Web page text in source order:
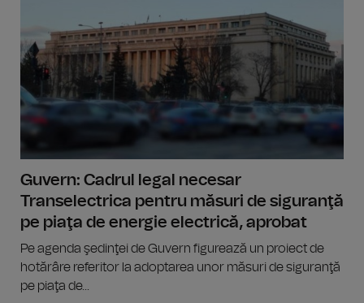
Guvern: Cadrul legal necesar
Transelectrica pentru măsuri de siguranţă
pe piaţa de energie electrică, aprobat
Pe agenda şedinţei de Guvern figurează un proiect de
hotărâre referitor la adoptarea unor măsuri de siguranţă
pe piaţa de...